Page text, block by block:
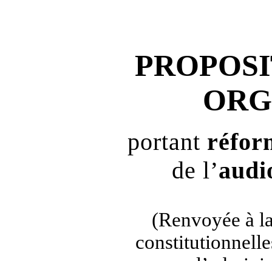
portant
de l’
(Renvoyée à